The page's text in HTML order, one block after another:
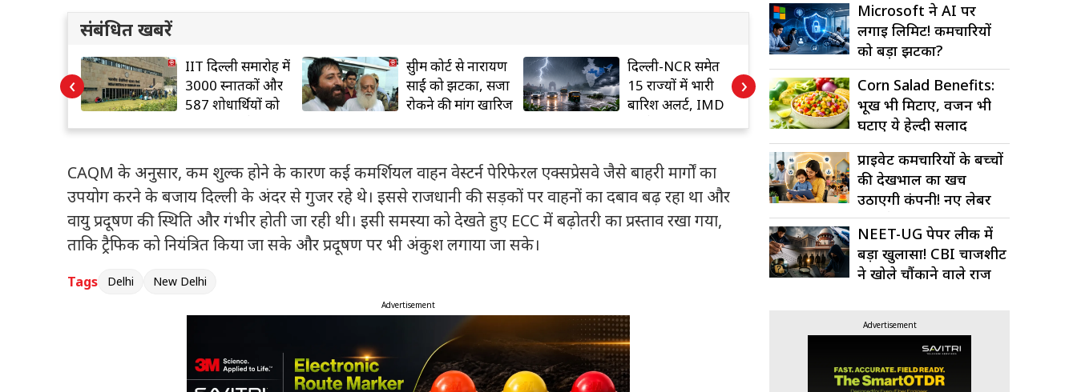
संबंधित खबरें
सुप्रीम कोर्ट
IIT दिल्ली समारोह में
3000 स्नातकों और
587 शोधार्थियों को
संबोधित करेंगे मोदी
सुप्रीम कोर्ट से नारायण
साईं को झटका, सजा
रोकने की मांग खारिज
दिल्ली-NCR समेत
15 राज्यों में भारी
बारिश अलर्ट, IMD
की चेतावनी
बड़ी कंपनियों में घटेंगी
नौकरियां, छोटे उद्यम
बढ़ाएंगे रोजगार: नंदन
नीलेकणी
‹ ›
CAQM के अनुसार, कम शुल्क होने के कारण कई कमर्शियल वाहन वेस्टर्न पेरिफेरल एक्सप्रेसवे जैसे बाहरी मार्गों का
उपयोग करने के बजाय दिल्ली के अंदर से गुजर रहे थे। इससे राजधानी की सड़कों पर वाहनों का दबाव बढ़ रहा था और
वायु प्रदूषण की स्थिति और गंभीर होती जा रही थी। इसी समस्या को देखते हुए ECC में बढ़ोतरी का प्रस्ताव रखा गया,
ताकि ट्रैफिक को नियंत्रित किया जा सके और प्रदूषण पर भी अंकुश लगाया जा सके।
Tags Delhi New Delhi
Advertisement
Microsoft ने AI पर
लगाई लिमिट! कर्मचारियों
को बड़ा झटका?
Corn Salad Benefits:
भूख भी मिटाए, वजन भी
घटाए ये हेल्दी सलाद
प्राइवेट कर्मचारियों के बच्चों
की देखभाल का खर्च
उठाएगी कंपनी! नए लेबर
कोड में बड़ा...
NEET-UG पेपर लीक में
बड़ा खुलासा! CBI चार्जशीट
ने खोले चौंकाने वाले राज
Advertisement